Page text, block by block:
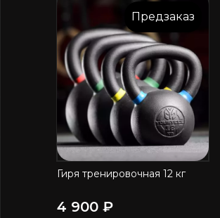
Предзаказ
ПЕРЕЙТИ
Гиря тренировочная 12 кг
4 900 ₽